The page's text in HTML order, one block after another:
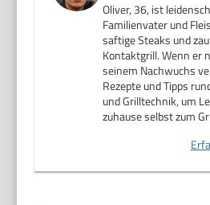
Oliver, 36, ist
Familienvater und
saftige Steaks und
Kontaktgrill. Wenn er
seinem Nachwuchs
Rezepte und Tipps
und Grilltechnik, um
zuhause selbst zum